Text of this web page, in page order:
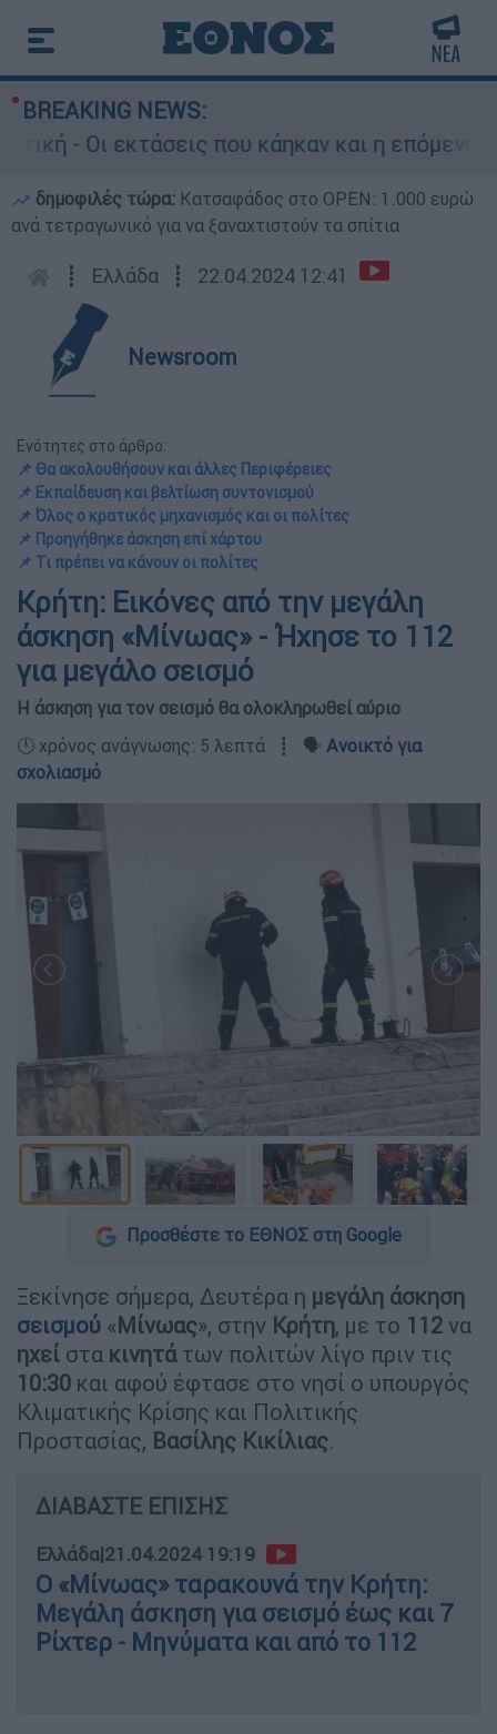
BREAKING NEWS:
που κάηκαν και η επόμενη μέρα του
δημοφιλές τώρα: Κατσαφάδος στο OPEN: 1.000 ευρώ
ανά τετραγωνικό για να ξαναχτιστούν τα σπίτια
┋ Ελλάδα ┋ 22.04.2024 12:41
Newsroom
Ενότητες στο άρθρο:
📌 Θα ακολουθήσουν και άλλες Περιφέρειες
📌 Εκπαίδευση και βελτίωση συντονισμού
📌 Όλος ο κρατικός μηχανισμός και οι πολίτες
📌 Προηγήθηκε άσκηση επί χάρτου
📌 Τι πρέπει να κάνουν οι πολίτες
Κρήτη: Εικόνες από την μεγάλη
άσκηση «Μίνωας» - Ήχησε το 112
για μεγάλο σεισμό
Η άσκηση για τον σεισμό θα ολοκληρωθεί αύριο
🕛 χρόνος ανάγνωσης: 5 λεπτά ┋ 🗣️ Ανοικτό για
σχολιασμό
Προσθέστε το ΕΘΝΟΣ στη Google
Ξεκίνησε σήμερα, Δευτέρα η μεγάλη άσκηση
σεισμού «Μίνωας», στην Κρήτη, με το 112 να
ηχεί στα κινητάτων πολιτών λίγο πριν τις
10:30 και αφού έφτασε στο νησί ο υπουργός
Κλιματικής Κρίσης και Πολιτικής
Προστασίας, Βασίλης Κικίλιας.
ΔΙΑΒΑΣΤΕ ΕΠΙΣΗΣ
Ελλάδα|21.04.2024 19:19
Ο «Μίνωας» ταρακουνά την Κρήτη:
Μεγάλη άσκηση για σεισμό έως και 7
Ρίχτερ - Μηνύματα και από το 112